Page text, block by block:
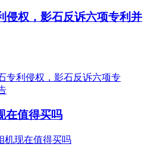
侵权，影石反诉六项专利并
在值得买吗